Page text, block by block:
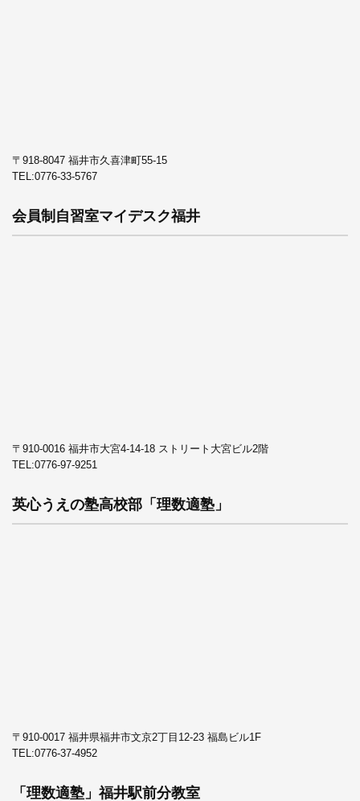
〒918-8047 福井市久喜津町55-15
TEL:0776-33-5767
会員制自習室マイデスク福井
〒910-0016 福井市大宮4-14-18 ストリート大宮ビル2階
TEL:0776-97-9251
英心うえの塾高校部「理数適塾」
〒910-0017 福井県福井市文京2丁目12-23 福島ビル1F
TEL:0776-37-4952
「理数適塾」福井駅前分教室